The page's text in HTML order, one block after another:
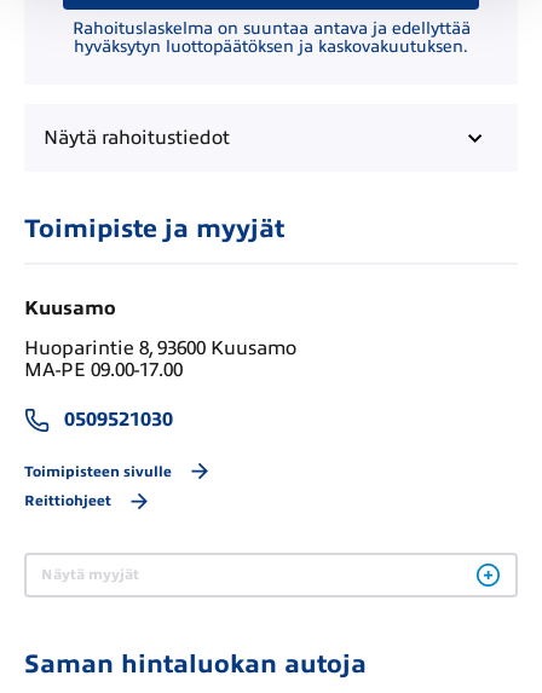
Rahoituslaskelma on suuntaa antava ja edellyttää
hyväksytyn luottopäätöksen ja kaskovakuutuksen.
Näytä rahoitustiedot
Toimipiste ja myyjät
Kuusamo
Huoparintie 8, 93600 Kuusamo
MA-PE 09.00-17.00
0509521030
Toimipisteen sivulle
Reittiohjeet
Näytä myyjät
Saman hintaluokan autoja